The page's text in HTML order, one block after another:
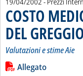
COSTO
DEL
Valutazioni e stime Aie
Leggi tutta la notizia:
Lista allegati
Allegato